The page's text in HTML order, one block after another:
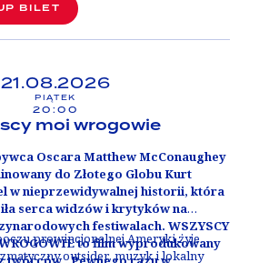
BILET
21.08.2026
PIĄTEK
20:00
moi wrogowie
Oscara Matthew McConaughey
do Złotego Globu Kurt
w nieprzewidywalnej historii, która
serca widzów i krytyków na
festiwalach. WSZYSCY
to film wyprodukowany
prowincjonalnej Ameryki żyje
outsider, muzyk i lokalny